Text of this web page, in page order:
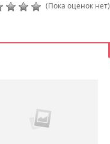
(Пока оценок нет)